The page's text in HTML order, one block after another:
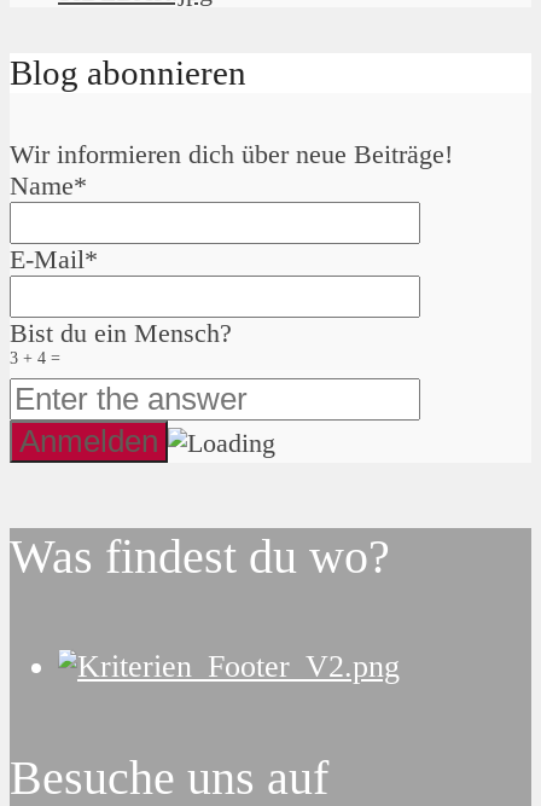
Blog abonnieren
Wir informieren dich über neue Beiträge!
Name*
E-Mail*
Bist du ein Mensch?
3 + 4 =
Was findest du wo?
Besuche uns auf